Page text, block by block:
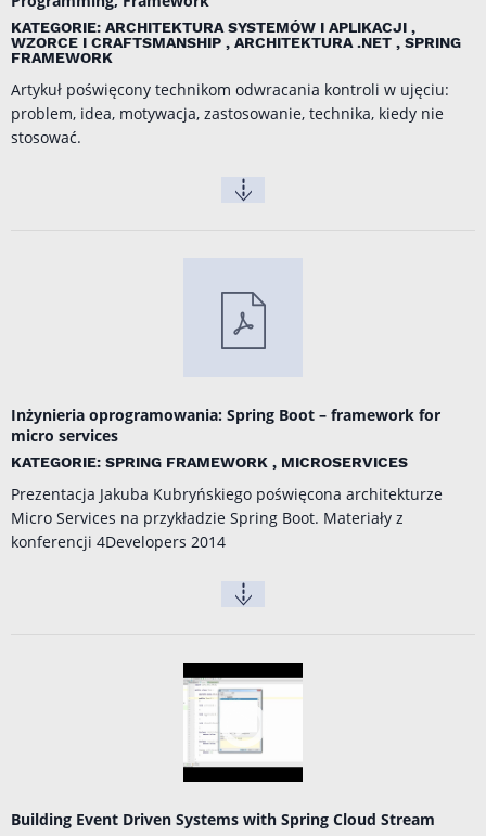
KATEGORIE: ARCHITEKTURA SYSTEMÓW I APLIKACJI ,
WZORCE I CRAFTSMANSHIP , ARCHITEKTURA .NET , SPRING
FRAMEWORK
Artykuł poświęcony technikom odwracania kontroli w ujęciu:
problem, idea, motywacja, zastosowanie, technika, kiedy nie
stosować.
Inżynieria oprogramowania: Spring Boot – framework for
micro services
KATEGORIE: SPRING FRAMEWORK , MICROSERVICES
Prezentacja Jakuba Kubryńskiego poświęcona architekturze
Micro Services na przykładzie Spring Boot. Materiały z
konferencji 4Developers 2014
Building Event Driven Systems with Spring Cloud Stream